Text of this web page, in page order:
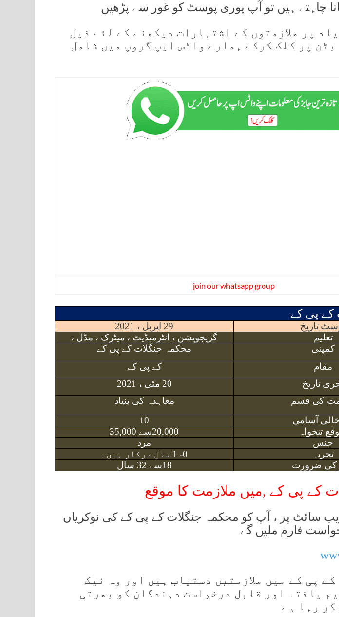
چاہتے ہیں تو آپ پوری پوسٹ کو غور سے پڑھیں
پر ملازمتوں کے اشتہارات دیکھنے کے لئے ذیل
بٹن پر کلک کرکے ہمارے واٹس ایپ گروپ میں شامل
join our whatsapp group
کے پی کے
29 اپریل ، 2021
تاریخ
گریجویشن ، انٹرمیڈیٹ ، میٹرک ، مڈل ،
تعلیم
محکمہ جنگلات کے پی کے
کمپنی
کے پی کے
مقام
20 مئی ، 2021
تاریخ
معاہدہ کی بنیاد
کی قسم
10
آسامی
20,000سے
35,000
تنخواہ
مرد
جنس
0- 1 سال درکار ہیں۔
تجربہ
18سے 32 سال
کی ضرورت
کے پی کے ,میں ملازمت کا موقع
سائٹ پر ، آپ کو محکمہ جنگلات کے پی کے کی نوکریاں
کے پی کے میں ملازمتیں دستیاب ہیں اور وہ نیک
یافتہ اور قابل درخواست دہندگان کو بھرتی
کر رہا ہے